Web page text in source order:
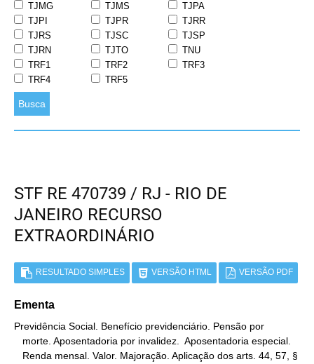
TJMG
TJMS
TJPA
TJPI
TJPR
TJRR
TJRS
TJSC
TJSP
TJRN
TJTO
TNU
TRF1
TRF2
TRF3
TRF4
TRF5
Busca
STF RE 470739 / RJ - RIO DE
JANEIRO RECURSO
EXTRAORDINÁRIO
RESULTADO SIMPLES VERSÃO HTML VERSÃO PDF
Ementa
Previdência Social. Benefício previdenciário. Pensão por